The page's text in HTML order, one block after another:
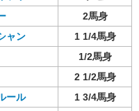
2馬身
ャン
1 1/4馬身
1/2馬身
2 1/2馬身
ール
1 3/4馬身